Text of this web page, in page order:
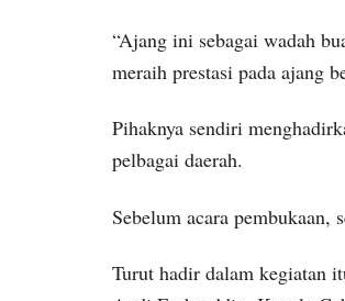
“Ajang ini sebagai wadah
meraih prestasi pada ajang
Pihaknya sendiri
pelbagai daerah.
Sebelum acara pembukaan,
Turut hadir dalam kegiatan